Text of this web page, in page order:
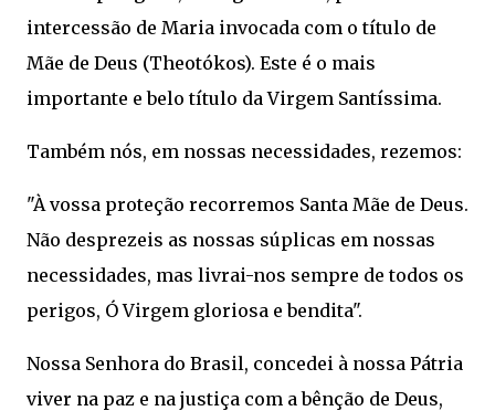
intercessão de Maria invocada com o título de
Mãe de Deus (Theotókos). Este é o mais
importante e belo título da Virgem Santíssima.
Também nós, em nossas necessidades, rezemos:
"À vossa proteção recorremos Santa Mãe de Deus.
Não desprezeis as nossas súplicas em nossas
necessidades, mas livrai-nos sempre de todos os
perigos, Ó Virgem gloriosa e bendita".
Nossa Senhora do Brasil, concedei à nossa Pátria
viver na paz e na justiça com a bênção de Deus,